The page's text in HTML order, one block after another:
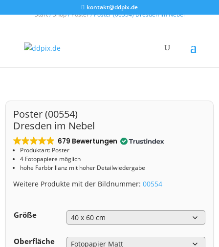
kontakt@ddpix.de
Start/Shop/Poster/ Poster (00554) Dresden im Nebel
Poster (00554)
Dresden im Nebel
679 Bewertungen
Produktart: Poster
4 Fotopapiere möglich
hohe Farbbrillanz mit hoher Detailwiedergabe
Weitere Produkte mit der Bildnummer:00554
Größe
Oberfläche